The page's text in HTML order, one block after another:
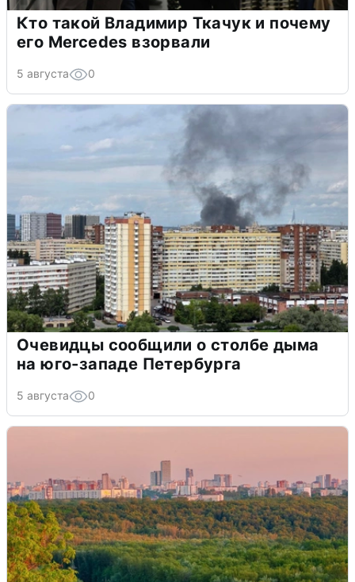
Кто такой Владимир Ткачук и почему
его Mercedes взорвали
5 августа 0
Очевидцы сообщили о столбе дыма
на юго-западе Петербурга
5 августа 0